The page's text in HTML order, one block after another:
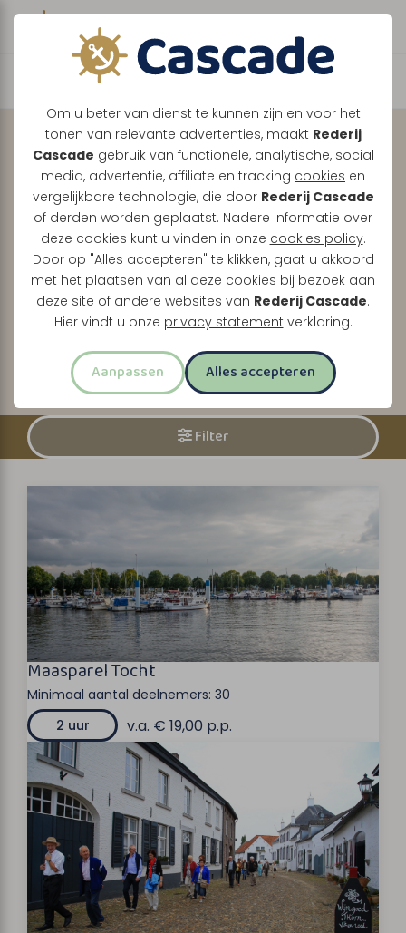
Om u beter van dienst te kunnen zijn en voor het
tonen van relevante advertenties, maakt Rederij
Cascade gebruik van functionele, analytische, social
media, advertentie, affiliate en tracking cookies en
vergelijkbare technologie, die door Rederij Cascade
of derden worden geplaatst. Nadere informatie over
deze cookies kunt u vinden in onze cookies policy.
Door op "Alles accepteren" te klikken, gaat u akkoord
met het plaatsen van al deze cookies bij bezoek aan
deze site of andere websites van Rederij Cascade.
Hier vindt u onze privacy statement verklaring.
Aanpassen Alles accepteren
Boek direct je vaart
Ontdek de Maasplassen
met uweigen
gezelschap, volledig
naar wens.
Tussen Maasbracht, Thorn en Roermond vaart u
samen door een prachtig Limburgs landschap.
Of u nu kiest voor een relaxte boottocht of een
uitgebreid feestprogramma, wij maken er uw dag
Filter
Maasparel Tocht
Minimaal aantal deelnemers: 30
2 uur
v.a. € 19,00 p.p.